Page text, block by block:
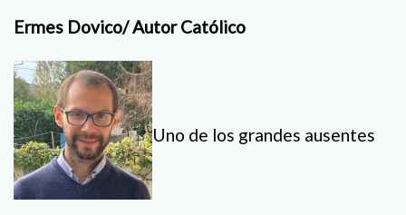
Ermes Dovico/ Autor Católico
Uno de los grandes ausentes